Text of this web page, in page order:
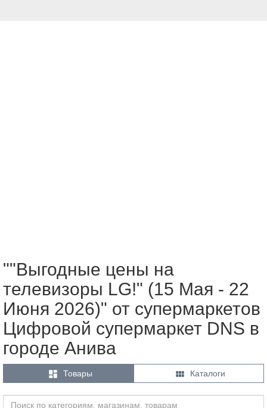
""Выгодные цены на
телевизоры LG!" (15 Мая - 22
Июня 2026)" от супермаркетов
Цифровой супермаркет DNS в
городе Анива
 Товары  Каталоги